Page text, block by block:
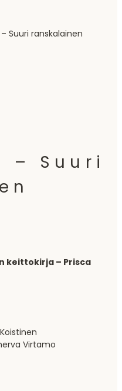
Suuri ranskalainen
– Suuri
keittokirja – Prisca
Virtamo